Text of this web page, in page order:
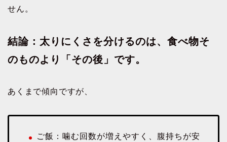
せん。
結論：太りにくさを分けるのは、食べ物そ
のものより「その後」です。
あくまで傾向ですが、
ご飯：噛む回数が増えやすく、腹持ちが安